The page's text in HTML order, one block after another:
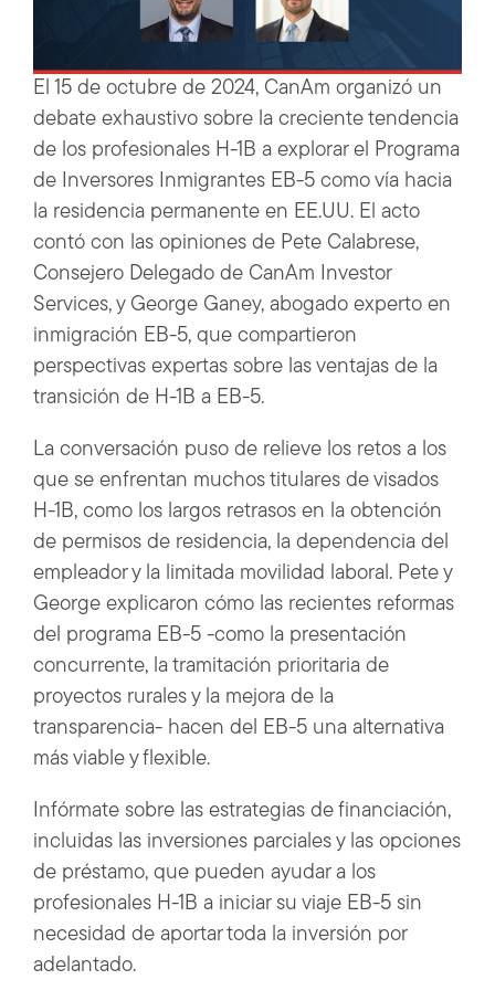
El 15 de octubre de 2024, CanAm organizó un
debate exhaustivo sobre la creciente tendencia
de los profesionales H-1B a explorar el Programa
de Inversores Inmigrantes EB-5 como vía hacia
la residencia permanente en EE.UU. El acto
contó con las opiniones de Pete Calabrese,
Consejero Delegado de CanAm Investor
Services, y George Ganey, abogado experto en
inmigración EB-5, que compartieron
perspectivas expertas sobre las ventajas de la
transición de H-1B a EB-5.
La conversación puso de relieve los retos a los
que se enfrentan muchos titulares de visados
H-1B, como los largos retrasos en la obtención
de permisos de residencia, la dependencia del
empleador y la limitada movilidad laboral. Pete y
George explicaron cómo las recientes reformas
del programa EB-5 -como la presentación
concurrente, la tramitación prioritaria de
proyectos rurales y la mejora de la
transparencia- hacen del EB-5 una alternativa
más viable y flexible.
Infórmate sobre las estrategias de financiación,
incluidas las inversiones parciales y las opciones
de préstamo, que pueden ayudar a los
profesionales H-1B a iniciar su viaje EB-5 sin
necesidad de aportar toda la inversión por
adelantado.